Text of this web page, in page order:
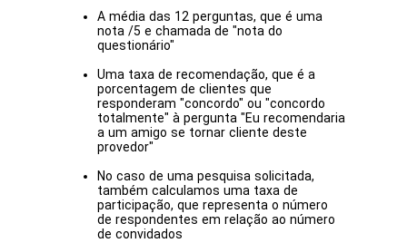
A média das 12 perguntas, que é uma
nota /5 e chamada de "nota do
questionário"
Uma taxa de recomendação, que é a
porcentagem de clientes que
responderam "concordo" ou "concordo
totalmente" à pergunta "Eu recomendaria
a um amigo se tornar cliente deste
provedor"
No caso de uma pesquisa solicitada,
também calculamos uma taxa de
participação, que representa o número
de respondentes em relação ao número
de convidados